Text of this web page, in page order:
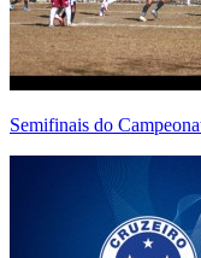
Semifinais do